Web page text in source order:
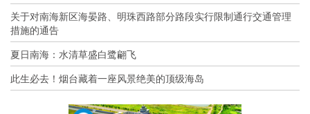
关于对南海新区海晏路、明珠西路部分路段实行限制通行交通管理
措施的通告
夏日南海：水清草盛白鹭翩飞
此生必去！烟台藏着一座风景绝美的顶级海岛